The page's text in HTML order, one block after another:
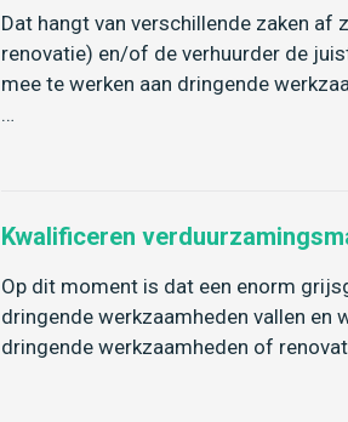
Dat hangt van verschillende zaken
renovatie) en/of de verhuurder de
mee te werken aan dringende
…
Kwalificeren
Op dit moment is dat een enorm
dringende werkzaamheden vallen en
dringende werkzaamheden of